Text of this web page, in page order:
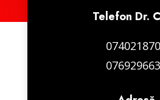
Telefon Dr.